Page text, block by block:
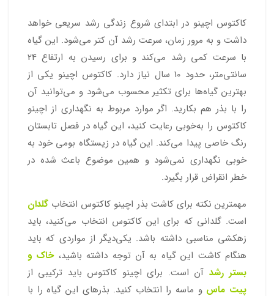
کاکتوس اچینو در ابتدای شروع زندگی رشد سریعی خواهد
داشت و به مرور زمان، سرعت رشد آن کتر می‌شود. این گیاه
با سرعت کمی رشد می‌کند و برای رسیدن به ارتفاع 24
سانتی‌متر، حدود 10 سال نیاز دارد. کاکتوس اچینو یکی از
بهترین گیاه‌ها برای تکثیر محسوب می‌شود و می‌توانید آن
را با بذر هم بکارید. اگر موارد مربوط به نگهداری از اچینو
کاکتوس را به‌خوبی رعایت کنید، این گیاه در فصل تابستان
رنگ خاصی پیدا می‌کند. این گیاه در زیستگاه بومی خود به
خوبی نگهداری نمی‌شود و همین موضوع باعث شده در
خطر انقراض قرار بگیرد.
مهمترین نکته برای کاشت بذر اچینو کاکتوس انتخاب گلدان
است. گلدانی که برای این کاکتوس انتخاب می‌کنید، باید
زهکشی مناسبی داشته باشد. یکی‌دیگر از مواردی که باید
هنگام کاشت این گیاه به آن توجه داشته باشید،خاک و
بستر رشد آن است. برای اچینو کاکتوس باید ترکیبی از
پیت ماس و ماسه را انتخاب کنید. بذرهای این گیاه را با